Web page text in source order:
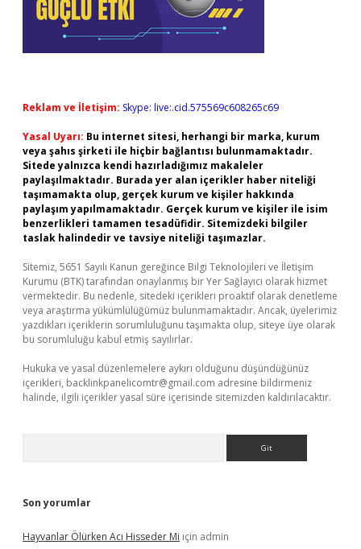
Reklam ve İletişim: Skype: live:.cid.575569c608265c69
Yasal Uyarı: Bu internet sitesi, herhangi bir marka, kurum
veya şahıs şirketi ile hiçbir bağlantısı bulunmamaktadır.
Sitede yalnızca kendi hazırladığımız makaleler
paylaşılmaktadır. Burada yer alan içerikler haber niteliği
taşımamakta olup, gerçek kurum ve kişiler hakkında
paylaşım yapılmamaktadır. Gerçek kurum ve kişiler ile isim
benzerlikleri tamamen tesadüfidir. Sitemizdeki bilgiler
taslak halindedir ve tavsiye niteliği taşımazlar.
Sitemiz, 5651 Sayılı Kanun gereğince Bilgi Teknolojileri ve İletişim
Kurumu (BTK) tarafından onaylanmış bir Yer Sağlayıcı olarak hizmet
vermektedir. Bu nedenle, sitedeki içerikleri proaktif olarak denetleme
veya araştırma yükümlülüğümüz bulunmamaktadır. Ancak, üyelerimiz
yazdıkları içeriklerin sorumluluğunu taşımakta olup, siteye üye olarak
bu sorumluluğu kabul etmiş sayılırlar.
Hukuka ve yasal düzenlemelere aykırı olduğunu düşündüğünüz
içerikleri, backlinkpanelicomtr@gmail.com adresine bildirmeniz
halinde, ilgili içerikler yasal süre içerisinde sitemizden kaldırılacaktır.
Son yorumlar
Hayvanlar Ölürken Acı Hisseder Mi için admin